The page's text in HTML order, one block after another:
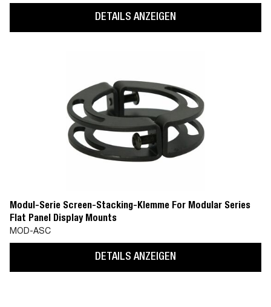
DETAILS ANZEIGEN
Modul-Serie Screen-Stacking-Klemme For Modular Series
Flat Panel Display Mounts
MOD-ASC
DETAILS ANZEIGEN